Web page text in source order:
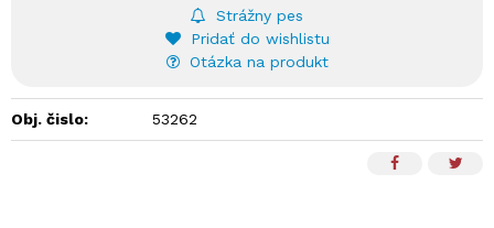
Strážny pes
Pridať do wishlistu
Otázka na produkt
Obj. čislo: 53262